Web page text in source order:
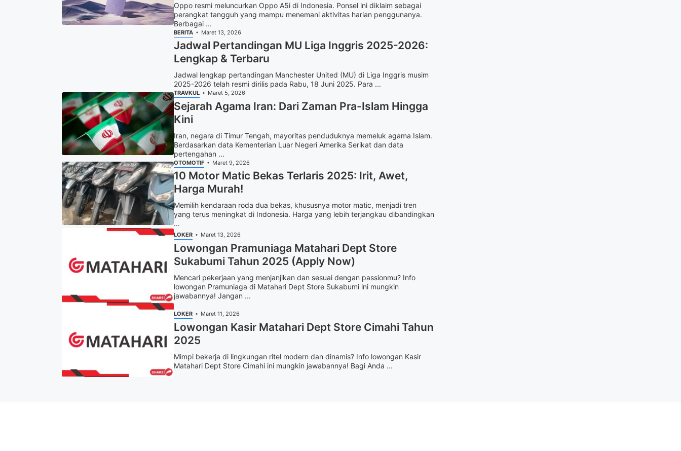
Oppo resmi meluncurkan Oppo A5i di Indonesia. Ponsel ini diklaim sebagai
perangkat tangguh yang mampu menemani aktivitas harian penggunanya.
Berbagai ...
BERITA Maret 13, 2026
Jadwal Pertandingan MU Liga Inggris 2025-2026:
Lengkap & Terbaru
Jadwal lengkap pertandingan Manchester United (MU) di Liga Inggris musim
2025-2026 telah resmi dirilis pada Rabu, 18 Juni 2025. Para ...
TRAVKUL Maret 5, 2026
Sejarah Agama Iran: Dari Zaman Pra-Islam Hingga
Kini
Iran, negara di Timur Tengah, mayoritas penduduknya memeluk agama Islam.
Berdasarkan data Kementerian Luar Negeri Amerika Serikat dan data
pertengahan ...
OTOMOTIF Maret 9, 2026
10 Motor Matic Bekas Terlaris 2025: Irit, Awet,
Harga Murah!
Memilih kendaraan roda dua bekas, khususnya motor matic, menjadi tren
yang terus meningkat di Indonesia. Harga yang lebih terjangkau dibandingkan
...
LOKER Maret 13, 2026
Lowongan Pramuniaga Matahari Dept Store
Sukabumi Tahun 2025 (Apply Now)
Mencari pekerjaan yang menjanjikan dan sesuai dengan passionmu? Info
lowongan Pramuniaga di Matahari Dept Store Sukabumi ini mungkin
jawabannya! Jangan ...
LOKER Maret 11, 2026
Lowongan Kasir Matahari Dept Store Cimahi Tahun
2025
Mimpi bekerja di lingkungan ritel modern dan dinamis? Info lowongan Kasir
Matahari Dept Store Cimahi ini mungkin jawabannya! Bagi Anda ...